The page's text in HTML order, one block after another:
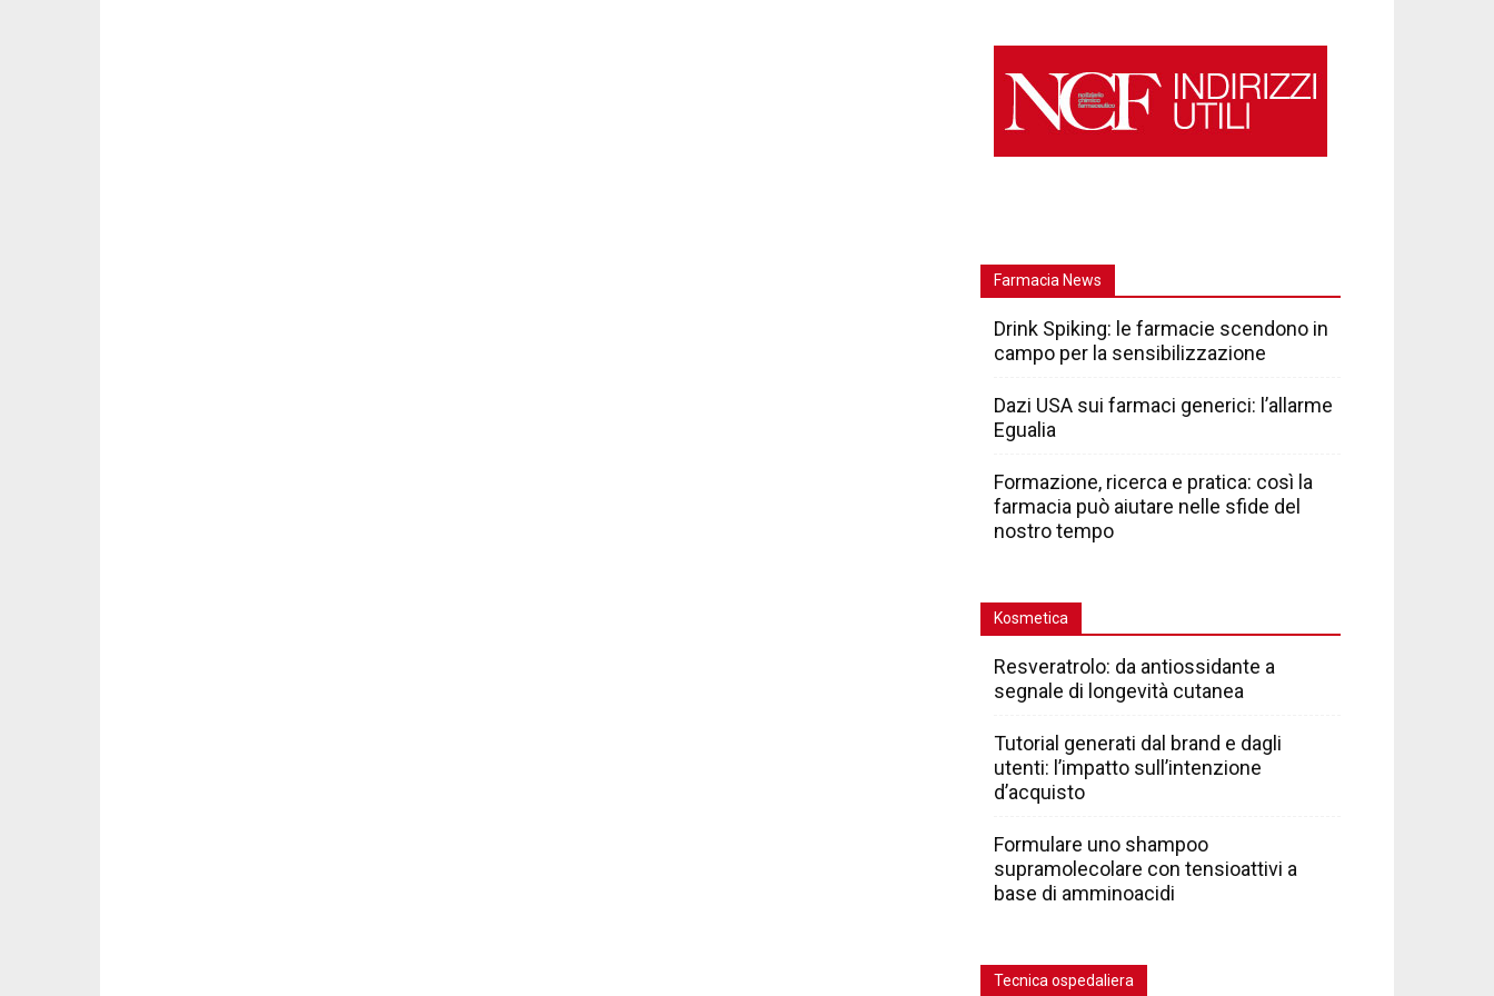
Farmacia News
Drink Spiking: le farmacie scendono in
campo per la sensibilizzazione
Dazi USA sui farmaci generici: l’allarme
Egualia
Formazione, ricerca e pratica: così la
farmacia può aiutare nelle sfide del
nostro tempo
Kosmetica
Resveratrolo: da antiossidante a
segnale di longevità cutanea
Tutorial generati dal brand e dagli
utenti: l’impatto sull’intenzione
d’acquisto
Formulare uno shampoo
supramolecolare con tensioattivi a
base di amminoacidi
Tecnica ospedaliera